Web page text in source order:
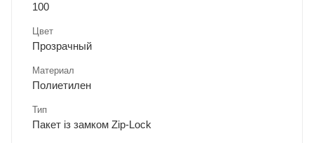
100
Цвет
Прозрачный
Материал
Полиетилен
Тип
Пакет із замком Zip-Lock